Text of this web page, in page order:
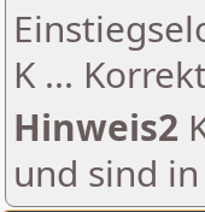
K ...
Hinweis2
und sind